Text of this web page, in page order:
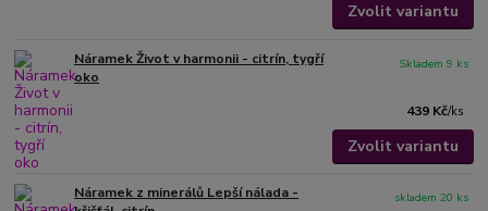
Zvolit variantu
Náramek Život v harmonii - citrín, tygří
oko
439 Kč/ks
Skladem 9 ks
Zvolit variantu
Náramek z minerálů Lepší nálada -
skladem 20 ks